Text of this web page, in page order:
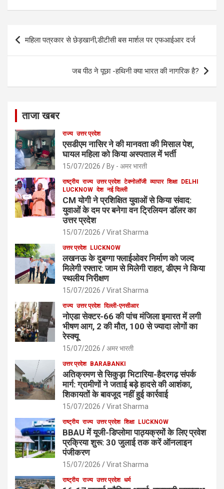
Post
navigation
महिला पत्रकार से छेड़खानी,डीटीसी बस मार्शल पर एफआईआर दर्ज
जब पीठ ने पूछा -हथिनी क्या भारत की नागरिक है?
ताजा खबर
राज्य उत्तर प्रदेश
एसडीएम नासिर ने की मानवता की मिसाल पेश,
घायल महिला को किया अस्पताल में भर्ती
15/07/2026 By - अमर भारती
राष्ट्रीय राज्य उत्तर प्रदेश टेक्नोलॉजी व्यापार शिक्षा
DELHI
LUCKNOW देश नई दिल्ली
CM योगी ने प्रशिक्षित युवाओं से किया संवाद:
युवाओं के दम पर बनेगा वन ट्रिलियन डॉलर का
उत्तर प्रदेश
15/07/2026 Virat Sharma
उत्तर प्रदेश LUCKNOW
लखनऊ के दुबग्गा फ्लाईओवर निर्माण को जल्द
मिलेगी रफ्तार: जाम से मिलेगी राहत, डीएम ने किया
स्थलीय निरीक्षण
15/07/2026 Virat Sharma
राज्य उत्तर प्रदेश दिल्ली-एनसीआर
नोएडा सेक्टर-66 की पांच मंजिला इमारत में लगी
भीषण आग, 2 की मौत, 100 से ज्यादा लोगों का
रेस्क्यू
15/07/2026 अमर भारती
उत्तर प्रदेश BARABANKI
अतिक्रमण से सिकुड़ा भिटारिया-हैदरगढ़ संपर्क
मार्ग: ग्रामीणों ने जताई बड़े हादसे की आशंका,
शिकायतों के बावजूद नहीं हुई कार्रवाई
15/07/2026 Virat Sharma
राष्ट्रीय राज्य उत्तर प्रदेश शिक्षा LUCKNOW
BBAU में यूजी-डिप्लोमा पाठ्यक्रमों के लिए प्रवेश
प्रक्रिया शुरू: 30 जुलाई तक करें ऑनलाइन
पंजीकरण
15/07/2026 Virat Sharma
राष्ट्रीय राज्य उत्तर प्रदेश धर्म